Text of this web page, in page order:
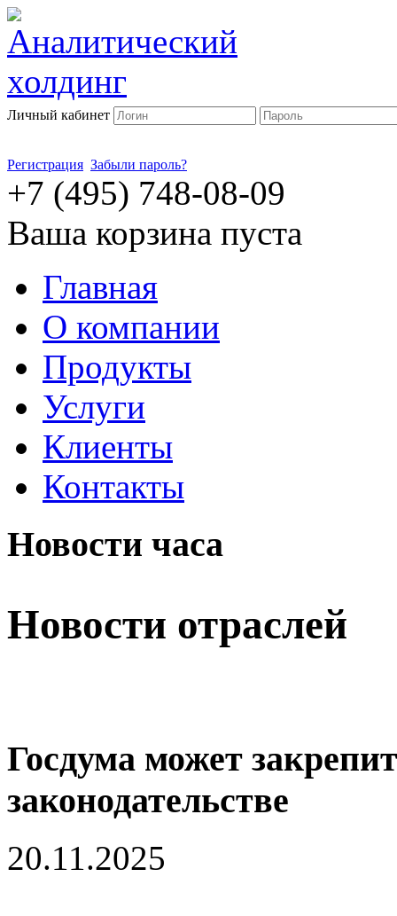
Личный кабинет
Регистрация Забыли пароль?
+7 (495) 748-08-09
Ваша корзина пуста
Главная
О компании
Продукты
Услуги
Клиенты
Контакты
Новости часа
Новости отраслей
Госдума может
законодательстве
20.11.2025